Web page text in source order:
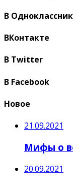
В
ВКонтакте
В Twitter
В Facebook
Новое
21.09.2021
Мифы о
20.09.2021